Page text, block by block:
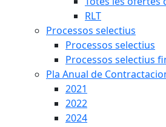
RLT
Processos selectius
Processos selectius
Processos selectius
Pla Anual de
2021
2022
2024